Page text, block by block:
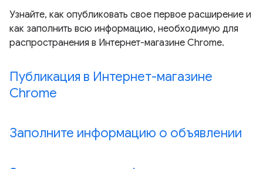
Узнайте, как опубликовать свое первое расширение и
как заполнить всю информацию, необходимую для
распространения в Интернет-магазине Chrome.
Публикация в Интернет-магазине
Chrome
Заполните информацию о объявлении